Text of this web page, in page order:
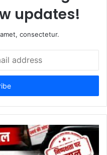
updates!
consectetur.